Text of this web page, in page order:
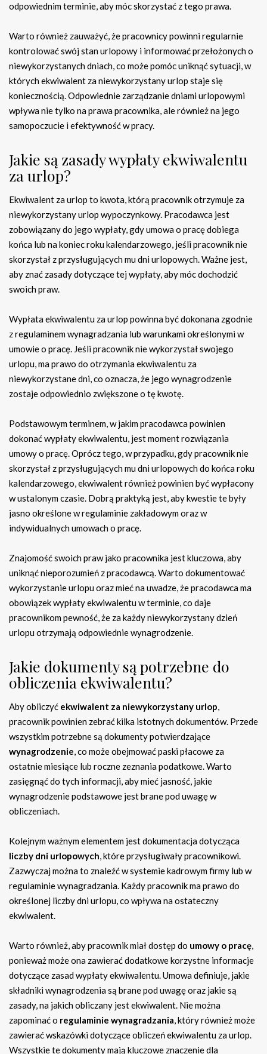
odpowiednim terminie, aby móc skorzystać z tego prawa.
Warto również zauważyć, że pracownicy powinni regularnie
kontrolować swój stan urlopowy i informować przełożonych o
niewykorzystanych dniach, co może pomóc uniknąć sytuacji, w
których ekwiwalent za niewykorzystany urlop staje się
koniecznością. Odpowiednie zarządzanie dniami urlopowymi
wpływa nie tylko na prawa pracownika, ale również na jego
samopoczucie i efektywność w pracy.
Jakie są zasady wypłaty ekwiwalentu
za urlop?
Ekwiwalent za urlop to kwota, którą pracownik otrzymuje za
niewykorzystany urlop wypoczynkowy. Pracodawca jest
zobowiązany do jego wypłaty, gdy umowa o pracę dobiega
końca lub na koniec roku kalendarzowego, jeśli pracownik nie
skorzystał z przysługujących mu dni urlopowych. Ważne jest,
aby znać zasady dotyczące tej wypłaty, aby móc dochodzić
swoich praw.
Wypłata ekwiwalentu za urlop powinna być dokonana zgodnie
z regulaminem wynagradzania lub warunkami określonymi w
umowie o pracę. Jeśli pracownik nie wykorzystał swojego
urlopu, ma prawo do otrzymania ekwiwalentu za
niewykorzystane dni, co oznacza, że jego wynagrodzenie
zostaje odpowiednio zwiększone o tę kwotę.
Podstawowym terminem, w jakim pracodawca powinien
dokonać wypłaty ekwiwalentu, jest moment rozwiązania
umowy o pracę. Oprócz tego, w przypadku, gdy pracownik nie
skorzystał z przysługujących mu dni urlopowych do końca roku
kalendarzowego, ekwiwalent również powinien być wypłacony
w ustalonym czasie. Dobrą praktyką jest, aby kwestie te były
jasno określone w regulaminie zakładowym oraz w
indywidualnych umowach o pracę.
Znajomość swoich praw jako pracownika jest kluczowa, aby
uniknąć nieporozumień z pracodawcą. Warto dokumentować
wykorzystanie urlopu oraz mieć na uwadze, że pracodawca ma
obowiązek wypłaty ekwiwalentu w terminie, co daje
pracownikom pewność, że za każdy niewykorzystany dzień
urlopu otrzymają odpowiednie wynagrodzenie.
Jakie dokumenty są potrzebne do
obliczenia ekwiwalentu?
Aby obliczyć ekwiwalent za niewykorzystany urlop,
pracownik powinien zebrać kilka istotnych dokumentów. Przede
wszystkim potrzebne są dokumenty potwierdzające
wynagrodzenie, co może obejmować paski płacowe za
ostatnie miesiące lub roczne zeznania podatkowe. Warto
zasięgnąć do tych informacji, aby mieć jasność, jakie
wynagrodzenie podstawowe jest brane pod uwagę w
obliczeniach.
Kolejnym ważnym elementem jest dokumentacja dotycząca
liczby dni urlopowych, które przysługiwały pracownikowi.
Zazwyczaj można to znaleźć w systemie kadrowym firmy lub w
regulaminie wynagradzania. Każdy pracownik ma prawo do
określonej liczby dni urlopu, co wpływa na ostateczny
ekwiwalent.
Warto również, aby pracownik miał dostęp do umowy o pracę,
ponieważ może ona zawierać dodatkowe korzystne informacje
dotyczące zasad wypłaty ekwiwalentu. Umowa definiuje, jakie
składniki wynagrodzenia są brane pod uwagę oraz jakie są
zasady, na jakich obliczany jest ekwiwalent. Nie można
zapominać o regulaminie wynagradzania, który również może
zawierać wskazówki dotyczące obliczeń ekwiwalentu za urlop.
Wszystkie te dokumenty mają kluczowe znaczenie dla